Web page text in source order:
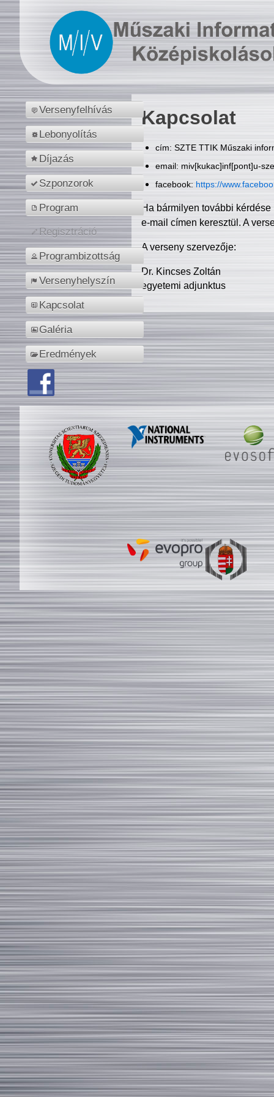
Versenyfelhívás
Lebonyolítás
Díjazás
Szponzorok
Program
Regisztráció
Programbizottság
Versenyhelyszín
Kapcsolat
Galéria
Eredmények
Kapcsolat
cím: SZTE TTIK Műszaki
email: miv[kukac]inf[pont]u-
facebook: https://
Ha bármilyen további
e-mail címen keresztül. A
A verseny szervezője:
Dr. Kincses Zoltán
egyetemi adjunktus